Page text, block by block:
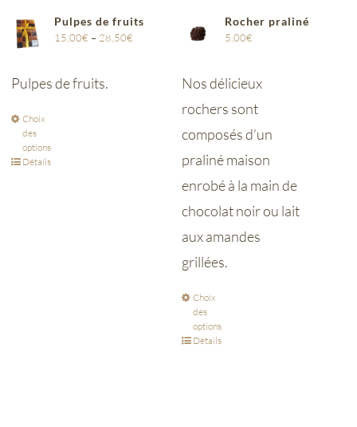
Pulpes de fruits
15,00€ – 28,50€
Pulpes de fruits.
Choix
des
options
Détails
Rocher praliné
5,00€
Nos délicieux
rochers sont
composés d’un
praliné maison
enrobé à la main de
chocolat noir ou lait
aux amandes
grillées.
Choix
des
options
Détails